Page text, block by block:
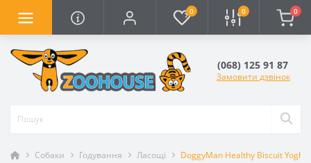
0 0 0
(068) 125 91 87
Замовити дзвінок
Собаки Годування Ласощі DoggyMan Healthy Biscuit